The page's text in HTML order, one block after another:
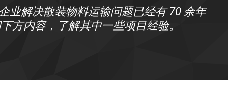
业解决散装物料运输问题已经有 70 余年
方内容，了解其中一些项目经验。